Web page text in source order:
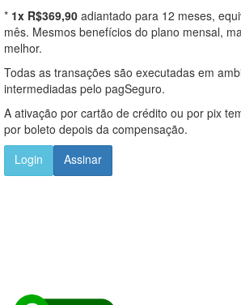
* 1x R$369,90 adiantado para 12 meses,
mês. Mesmos benefícios do plano mensal,
melhor.
Todas as transações são executadas em
intermediadas pelo pagSeguro.
A ativação por cartão de crédito ou por pix
por boleto depois da compensação.
Login
Assinar